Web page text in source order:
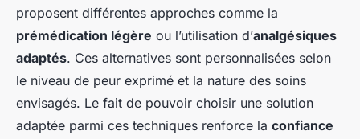
proposent différentes approches comme la
prémédication légère ou l’utilisation d’analgésiques
adaptés. Ces alternatives sont personnalisées selon
le niveau de peur exprimé et la nature des soins
envisagés. Le fait de pouvoir choisir une solution
adaptée parmi ces techniques renforce la confiance